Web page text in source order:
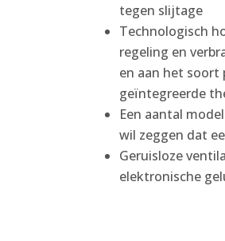
tegen slijtage
Technologisch
regeling en
en aan het soort
geïntegreerde
Een aantal
wil zeggen dat
Geruisloze
elektronische